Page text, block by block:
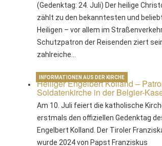
(Gedenktag: 24. Juli) Der heilige
zählt zu den bekanntesten und
Heiligen – vor allem im
Schutzpatron der Reisenden ziert
zahlreiche…
Heiliger Engelbert Kolland –
Soldatenkirche in der Belgier-
Am 10. Juli feiert die katholische
erstmals den offiziellen Gedenktag
Engelbert Kolland. Der Tiroler
wurde 2024 von Papst Franziskus
INFORMATIONEN AUS DER KIRCHE